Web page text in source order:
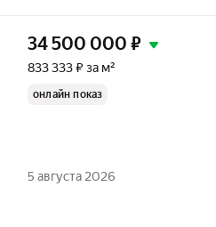
34 500 000 ₽
833 333 ₽ за м²
онлайн показ
5 августа 2026